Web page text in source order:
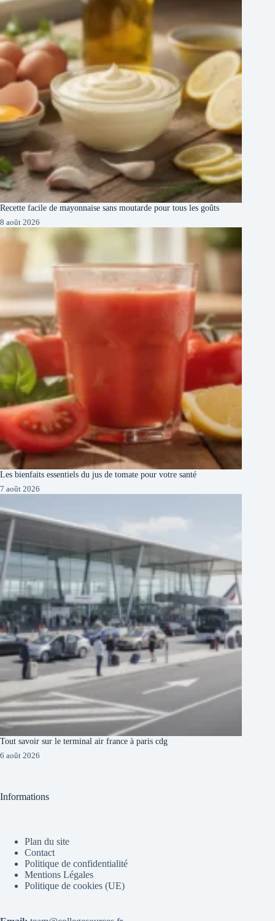
Recette facile de mayonnaise sans moutarde pour tous les goûts
8 août 2026
Les bienfaits essentiels du jus de tomate pour votre santé
7 août 2026
Tout savoir sur le terminal air france à paris cdg
6 août 2026
Informations
Plan du site
Contact
Politique de confidentialité
Mentions Légales
Politique de cookies (UE)